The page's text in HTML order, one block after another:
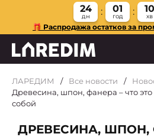
24
дн
01
год
10
хв
🎁 Распродажа остатков за
ЛАРЕДИМ Все новости
Древесина, шпон, фанера – что
собой
ДРЕВЕСИНА, ШПОН,